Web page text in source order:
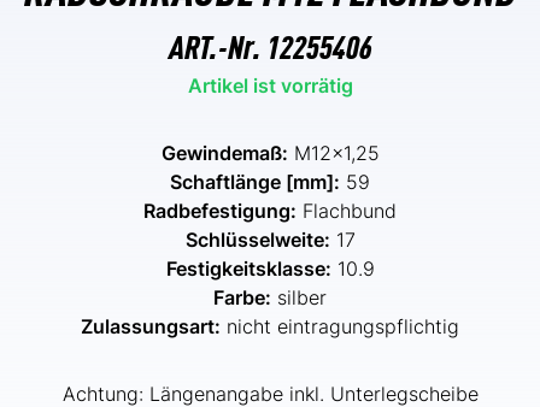
ART.-Nr. 12255406
Artikel ist vorrätig
Gewindemaß: M12x1,25
Schaftlänge [mm]: 59
Radbefestigung: Flachbund
Schlüsselweite: 17
Festigkeitsklasse: 10.9
Farbe: silber
Zulassungsart: nicht eintragungspflichtig
Achtung: Längenangabe inkl. Unterlegscheibe